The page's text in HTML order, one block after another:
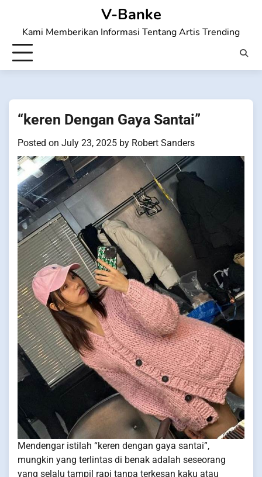
content
V-Banke
Kami Memberikan Informasi Tentang Artis Trending
“keren Dengan Gaya Santai”
Posted on July 23, 2025 by Robert Sanders
Mendengar istilah “keren dengan gaya santai”,
mungkin yang terlintas di benak adalah seseorang
yang selalu tampil rapi tanpa terkesan kaku atau